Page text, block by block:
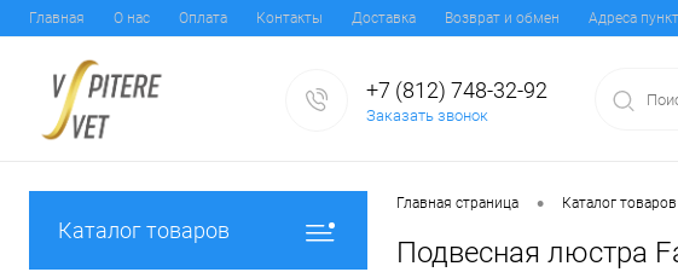
Главная О нас Оплата Контакты Доставка Возврат и обмен Адреса
+7 (812) 748-32-92
Заказать звонок
Каталог товаров
Главная страница • Каталог товаров
Подвесная люстра